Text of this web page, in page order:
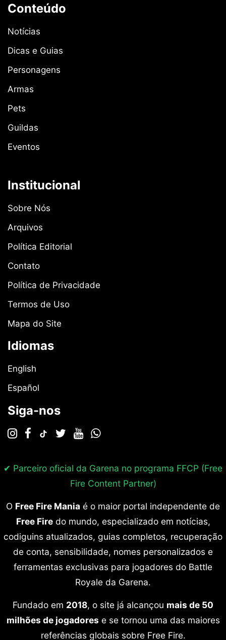
Conteúdo
Notícias
Dicas e Guias
Personagens
Armas
Pets
Guildas
Eventos
Institucional
Sobre Nós
Arquivos
Política Editorial
Contato
Política de Privacidade
Termos de Uso
Mapa do Site
Idiomas
English
Español
Siga-nos
✔ Parceiro oficial da Garena no programa FFCP (Free
Fire Content Partner)
O Free Fire Mania é o maior portal independente de
Free Firedo mundo, especializado em notícias,
codiguins atualizados, guias completos, recuperação
de conta, sensibilidade, nomes personalizados e
ferramentas exclusivas para jogadores do Battle
Royale da Garena.
Fundado em 2018, o site já alcançou mais de 50
milhões de jogadores e se tornou uma das maiores
referências globais sobre Free Fire.